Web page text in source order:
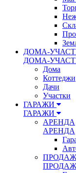
ДОМА-
ДОМА-
Дома
Коттеджи
Дачи
Участки
ГАРАЖИ
ГАРАЖИ
АРЕНДА
АРЕНДА